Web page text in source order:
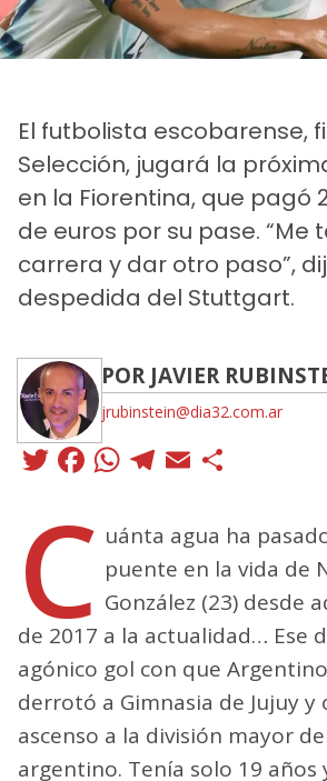
El futbolista escobarense,
Selección, jugará la
en la Fiorentina, que pagó
de euros por su pase. “Me
carrera y dar otro paso”,
despedida del Stuttgart.
POR JAVIER
jrubinstein@dia32.com.ar
Twitter
Facebook
WhatsApp
Telegram
Email
C uánta agua ha
puente en la vida de
González (23) desde
de 2017 a la actualidad… Ese
agónico gol con que
derrotó a Gimnasia de Jujuy y
ascenso a la división mayor
argentino. Tenía solo 19 años